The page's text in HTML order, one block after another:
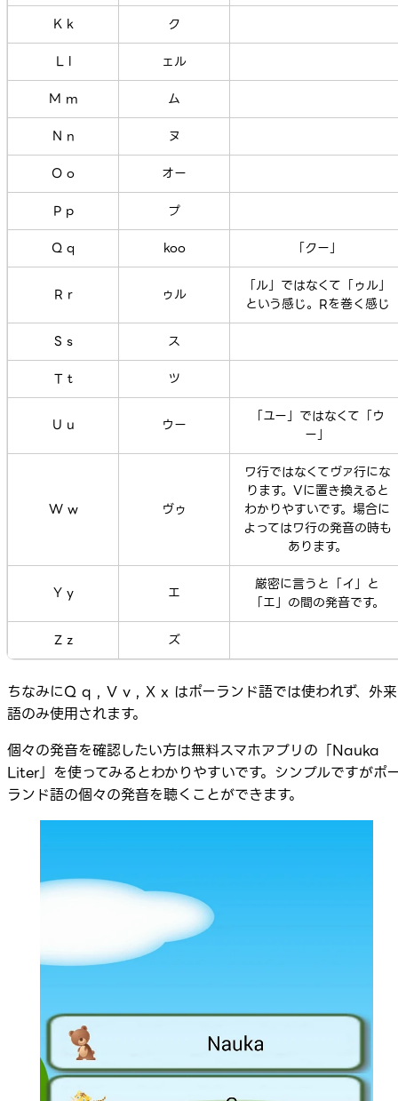
K k
ク
L l
ェル
M m
ム
N n
ヌ
O o
オー
P p
プ
Q q
koo 「クー」
R r ゥル
「ル」ではなくて「ゥル」
という感じ。Rを巻く感じ
S s
ス
T t
ツ
U u ウー
「ユー」ではなくて「ウ
ー」
W w ヴゥ
ワ行ではなくてヴァ行にな
ります。Vに置き換えると
わかりやすいです。場合に
よってはワ行の発音の時も
あります。
Y y エ
厳密に言うと「イ」と
「エ」の間の発音です。
Z z
ズ
ちなみにQ q , V v , X x はポーランド語では使われず、外来
語のみ使用されます。
個々の発音を確認したい方は無料スマホアプリの「Nauka
Liter」を使ってみるとわかりやすいです。シンプルですがポ
ランド語の個々の発音を聴くことができます。